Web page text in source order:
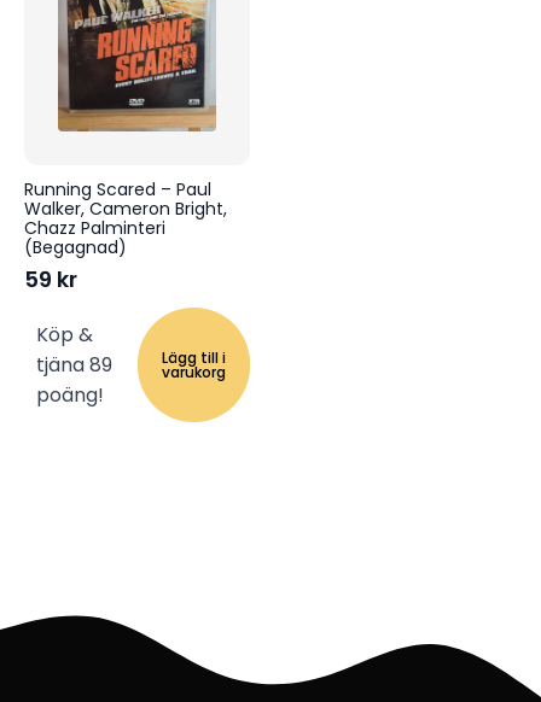
Running Scared – Paul
Walker, Cameron Bright,
Chazz Palminteri
(Begagnad)
59 kr
Köp &
tjäna 89
poäng!
Lägg till i
varukorg